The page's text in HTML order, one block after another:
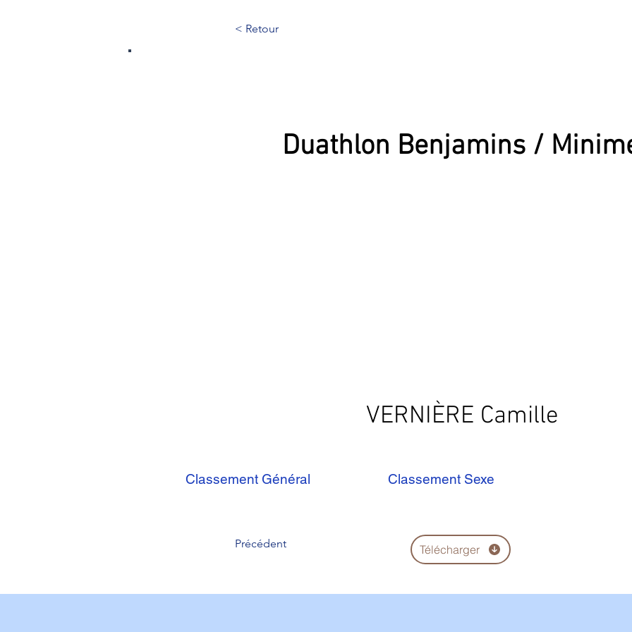
< Retour
VERNIÈRE Camille
Duathlon Benjamins /
Classement Général Classement Sexe
Précédent Télécharger